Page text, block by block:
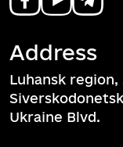
Address
Luhansk
Ukraine Blvd.